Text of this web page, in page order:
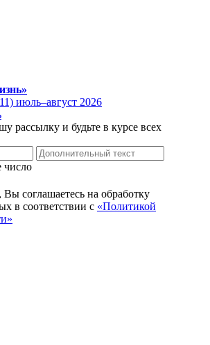
июль–август 2026
рассылку и будьте в курсе всех
число
соглашаетесь на обработку
в соответствии с «Политикой